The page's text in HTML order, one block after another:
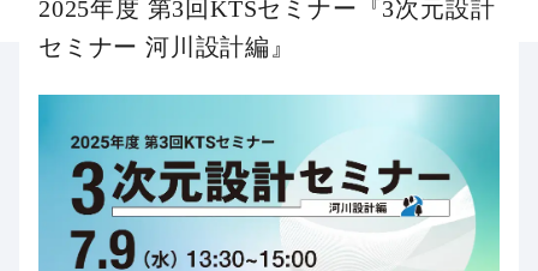
2025年度 第3回KTSセミナー『3次元設計
セミナー 河川設計編』